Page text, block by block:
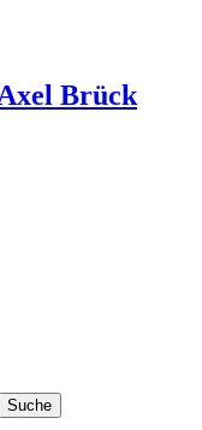
Brück
Suche